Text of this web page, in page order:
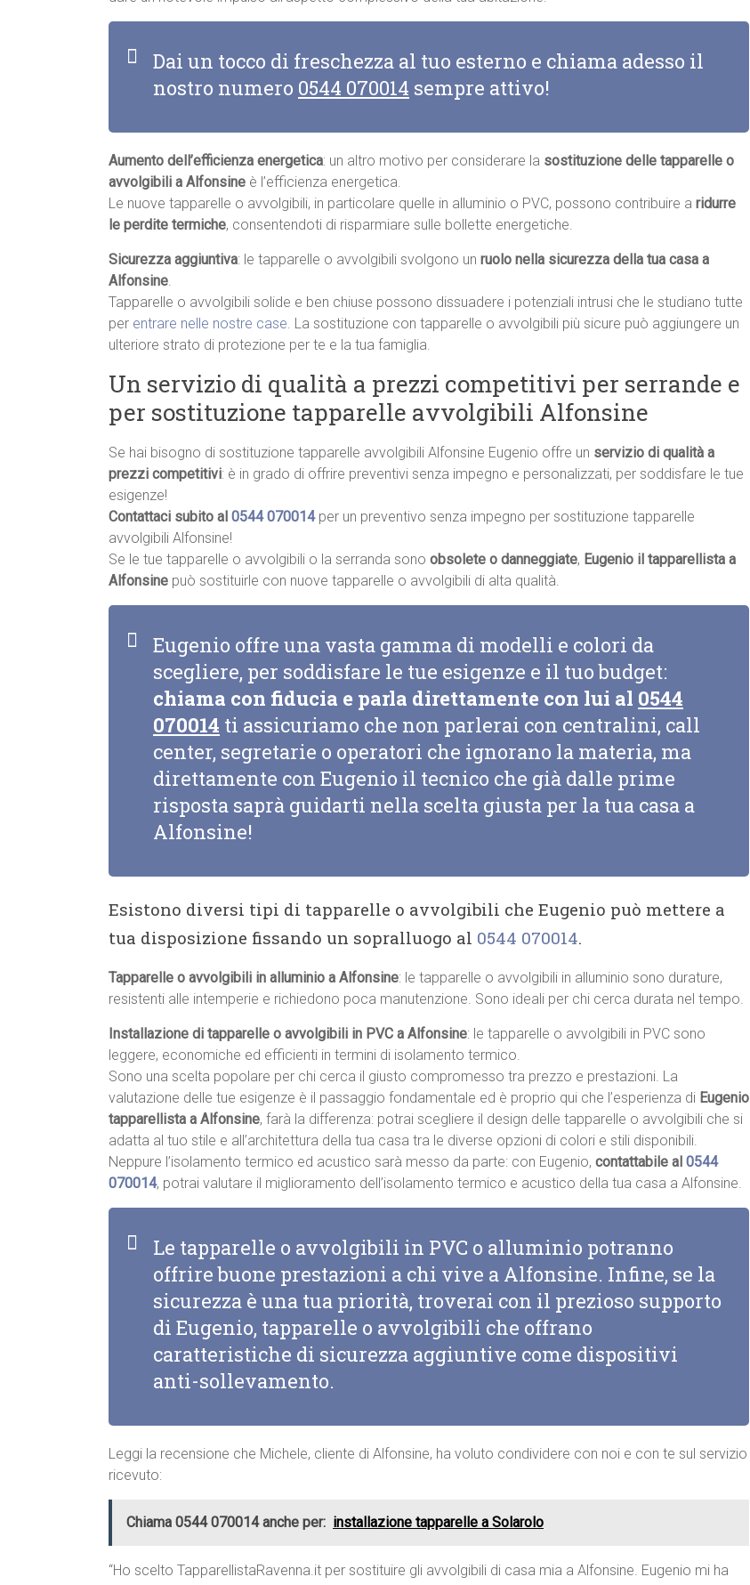
Dai un tocco di freschezza al tuo esterno e chiama adesso il
nostro numero 0544 070014 sempre attivo!
Aumento dell’efficienza energetica: un altro motivo per considerare la sostituzione delle tapparelle o
avvolgibili a Alfonsine è l’efficienza energetica.
Le nuove tapparelle o avvolgibili, in particolare quelle in alluminio o PVC, possono contribuire a ridurre
le perdite termiche, consentendoti di risparmiare sulle bollette energetiche.
Sicurezza aggiuntiva: le tapparelle o avvolgibili svolgono un ruolo nella sicurezza della tua casa a
Alfonsine.
Tapparelle o avvolgibili solide e ben chiuse possono dissuadere i potenziali intrusi che le studiano tutte
per entrare nelle nostre case. La sostituzione con tapparelle o avvolgibili più sicure può aggiungere un
ulteriore strato di protezione per te e la tua famiglia.
Un servizio di qualità a prezzi competitivi per serrande e
per sostituzione tapparelle avvolgibili Alfonsine
Se hai bisogno di sostituzione tapparelle avvolgibili Alfonsine Eugenio offre un servizio di qualità a
prezzi competitivi: è in grado di offrire preventivi senza impegno e personalizzati, per soddisfare le tue
esigenze!
Contattaci subito al 0544 070014 per un preventivo senza impegno per sostituzione tapparelle
avvolgibili Alfonsine!
Se le tue tapparelle o avvolgibili o la serranda sono obsolete o danneggiate, Eugenio il tapparellista a
Alfonsine può sostituirle con nuove tapparelle o avvolgibili di alta qualità.
Eugenio offre una vasta gamma di modelli e colori da
scegliere, per soddisfare le tue esigenze e il tuo budget:
chiama con fiducia e parla direttamente con lui al 0544
070014 ti assicuriamo che non parlerai con centralini, call
center, segretarie o operatori che ignorano la materia, ma
direttamente con Eugenio il tecnico che già dalle prime
risposta saprà guidarti nella scelta giusta per la tua casa a
Alfonsine!
Esistono diversi tipi di tapparelle o avvolgibili che Eugenio può mettere a
tua disposizione fissando un sopralluogo al 0544 070014.
Tapparelle o avvolgibili in alluminio a Alfonsine: le tapparelle o avvolgibili in alluminio sono durature,
resistenti alle intemperie e richiedono poca manutenzione. Sono ideali per chi cerca durata nel tempo.
Installazione di tapparelle o avvolgibili in PVC a Alfonsine: le tapparelle o avvolgibili in PVC sono
leggere, economiche ed efficienti in termini di isolamento termico.
Sono una scelta popolare per chi cerca il giusto compromesso tra prezzo e prestazioni. La
valutazione delle tue esigenze è il passaggio fondamentale ed è proprio qui che l’esperienza di Eugenio
tapparellista a Alfonsine, farà la differenza: potrai scegliere il design delle tapparelle o avvolgibili che si
adatta al tuo stile e all’architettura della tua casa tra le diverse opzioni di colori e stili disponibili.
Neppure l’isolamento termico ed acustico sarà messo da parte: con Eugenio, contattabile al 0544
070014, potrai valutare il miglioramento dell’isolamento termico e acustico della tua casa a Alfonsine.
Le tapparelle o avvolgibili in PVC o alluminio potranno
offrire buone prestazioni a chi vive a Alfonsine. Infine, se la
sicurezza è una tua priorità, troverai con il prezioso supporto
di Eugenio, tapparelle o avvolgibili che offrano
caratteristiche di sicurezza aggiuntive come dispositivi
anti-sollevamento.
Leggi la recensione che Michele, cliente di Alfonsine, ha voluto condividere con noi e con te sul servizio
ricevuto:
Chiama 0544 070014 anche per: installazione tapparelle a Solarolo
“Ho scelto TapparellistaRavenna.it per sostituire gli avvolgibili di casa mia a Alfonsine. Eugenio mi ha